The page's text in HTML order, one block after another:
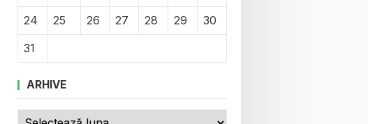
24
25 26 27 28 29
30
31
ARHIVE
Arhive